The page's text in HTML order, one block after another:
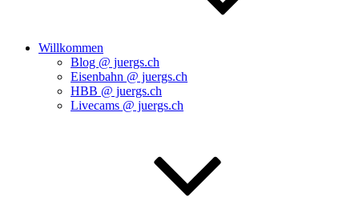
Willkommen
Blog @ juergs.ch
Eisenbahn @ juergs.ch
HBB @ juergs.ch
Livecams @ juergs.ch